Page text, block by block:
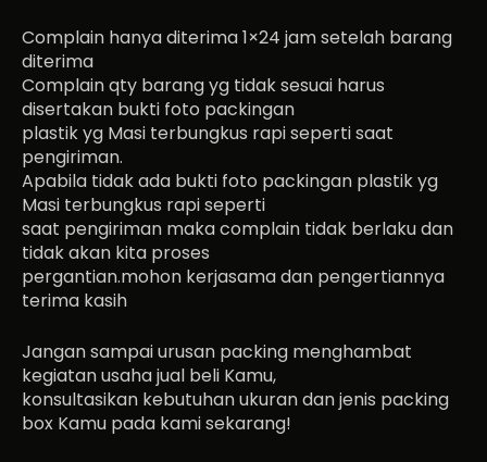
Complain hanya diterima 1×24 jam setelah barang
diterima
Complain qty barang yg tidak sesuai harus
disertakan bukti foto packingan
plastik yg Masi terbungkus rapi seperti saat
pengiriman.
Apabila tidak ada bukti foto packingan plastik yg
Masi terbungkus rapi seperti
saat pengiriman maka complain tidak berlaku dan
tidak akan kita proses
pergantian.mohon kerjasama dan pengertiannya
terima kasih
Jangan sampai urusan packing menghambat
kegiatan usaha jual beli Kamu,
konsultasikan kebutuhan ukuran dan jenis packing
box Kamu pada kami sekarang!